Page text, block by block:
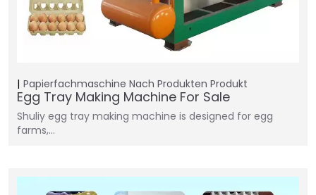
Papierfachmaschine Nach Produkten Produkt
Egg Tray Making Machine For Sale
Shuliy egg tray making machine is designed for egg
farms,…